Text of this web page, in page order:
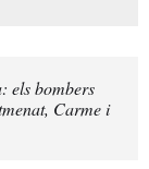
els bombers
Carme i